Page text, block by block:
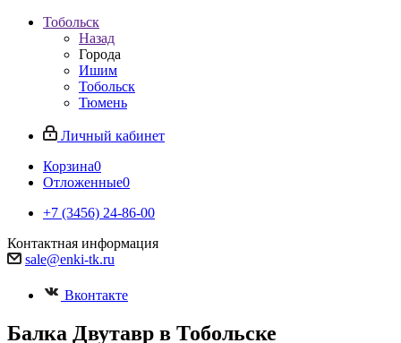
Тобольск
Назад
Города
Ишим
Тобольск
Тюмень
Личный кабинет
Корзина0
Отложенные0
+7 (3456) 24-86-00
Контактная информация
sale@enki-tk.ru
Вконтакте
Балка Двутавр в Тобольске